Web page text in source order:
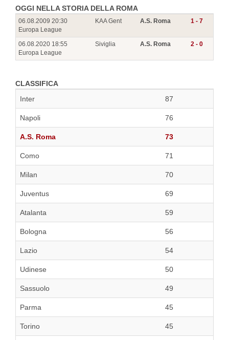
OGGI NELLA STORIA DELLA ROMA
06.08.2009 20:30
Europa League
KAA Gent A.S. Roma 1 - 7
06.08.2020 18:55
Europa League
Siviglia A.S. Roma 2 - 0
CLASSIFICA
Inter
87
Napoli 76
A.S. Roma 73
Como 71
Milan 70
Juventus 69
Atalanta 59
Bologna 56
Lazio 54
Udinese 50
Sassuolo 49
Parma 45
Torino 45